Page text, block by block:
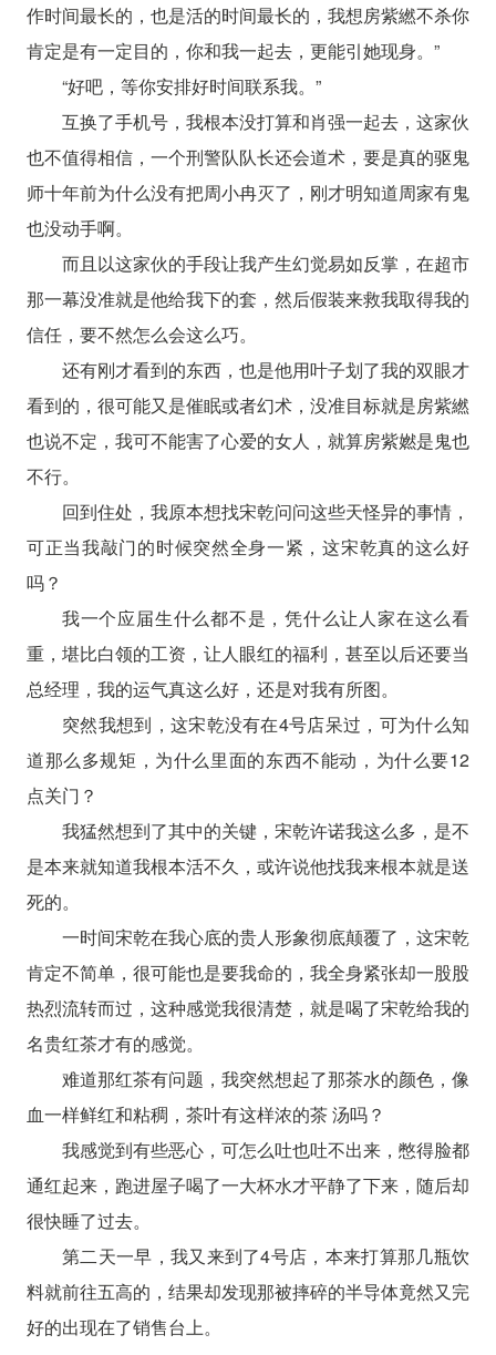
作时间最长的，也是活的时间最长的，我想房紫繎不杀你
肯定是有一定目的，你和我一起去，更能引她现身。”
“好吧，等你安排好时间联系我。”
互换了手机号，我根本没打算和肖强一起去，这家伙
也不值得相信，一个刑警队队长还会道术，要是真的驱鬼
师十年前为什么没有把周小冉灭了，刚才明知道周家有鬼
也没动手啊。
而且以这家伙的手段让我产生幻觉易如反掌，在超市
那一幕没准就是他给我下的套，然后假装来救我取得我的
信任，要不然怎么会这么巧。
还有刚才看到的东西，也是他用叶子划了我的双眼才
看到的，很可能又是催眠或者幻术，没准目标就是房紫繎
也说不定，我可不能害了心爱的女人，就算房紫㜣是鬼也
不行。
回到住处，我原本想找宋乾问问这些天怪异的事情，
可正当我敲门的时候突然全身一紧，这宋乾真的这么好
吗？
我一个应届生什么都不是，凭什么让人家在这么看
重，堪比白领的工资，让人眼红的福利，甚至以后还要当
总经理，我的运气真这么好，还是对我有所图。
突然我想到，这宋乾没有在4号店呆过，可为什么知
道那么多规矩，为什么里面的东西不能动，为什么要12
点关门？
我猛然想到了其中的关键，宋乾许诺我这么多，是不
是本来就知道我根本活不久，或许说他找我来根本就是送
死的。
一时间宋乾在我心底的贵人形象彻底颠覆了，这宋乾
肯定不简单，很可能也是要我命的，我全身紧张却一股股
热烈流转而过，这种感觉我很清楚，就是喝了宋乾给我的
名贵红茶才有的感觉。
难道那红茶有问题，我突然想起了那茶水的颜色，像
血一样鲜红和粘稠，茶叶有这样浓的茶 汤吗？
我感觉到有些恶心，可怎么吐也吐不出来，憋得脸都
通红起来，跑进屋子喝了一大杯水才平静了下来，随后却
很快睡了过去。
第二天一早，我又来到了4号店，本来打算那几瓶饮
料就前往五高的，结果却发现那被摔碎的半导体竟然又完
好的出现在了销售台上。